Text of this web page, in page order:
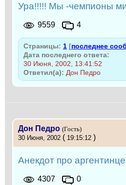
Ура!!!!! Мы -чемпионы
9559 4
Страницы: 1 [последнее
Дата последнего ответа:
30 Июня, 2002, 13:41:52
Ответил(а): Дон Педро
Дон Педро (Гость)
30 Июня, 2002 ( 19:15:12 )
Анекдот про
4307 0